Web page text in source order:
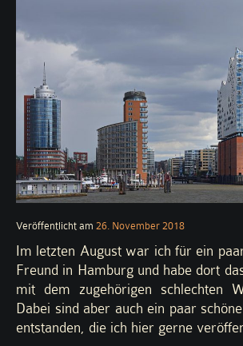
Veröffentlicht am 26. November 2018
Im letzten August war ich für ein
Freund in Hamburg und habe dort
mit dem zugehörigen schlechten
Dabei sind aber auch ein paar
entstanden, die ich hier gerne